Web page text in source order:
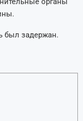
был задержан.